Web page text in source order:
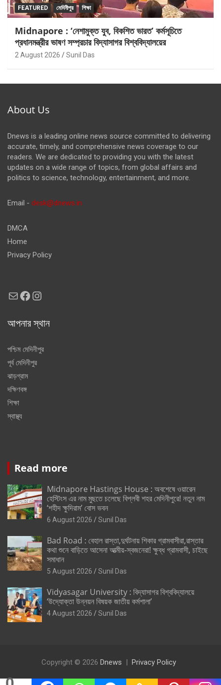
FEATURED মেদিনীপুর শিক্ষা
Midnapore : ‘নেশামুক্ত যুব, বিকশিত ভারত’ কর্মসূচিতে
প্রধানমন্ত্রীর ভাষণ সম্প্রচার বিদ্যাসাগর বিশ্ববিদ্যালয়ের
2 August 2026 Sunil Das
About Us
Dnews is a leading online news source committed to delivering
accurate, timely, and comprehensive news coverage to our
readers. We are dedicated to providing you with the latest
updates on a wide range of topics, from global affairs and
politics to science, technology, entertainment, and more.
Email - desk@dnews.in
DMCA
Home
Privacy Policy
MailFacebook
Instagram
আপনার স্থান
পশ্চিম মেদিনীপুর
পূর্ব মেদিনীপুর
ঝাড়গ্রাম
দক্ষিণবঙ্গ
শিক্ষা
স্বাস্থ্য
Read more
Midnapore Hastings House : অবশেষে ওয়ারেন
হেস্টিংস এর নাম মুছতে চলেছে বিপ্লবী শহর মেদিনীপুরে! নতুন নাম
‘শহীদ ক্ষুদিরাম’ বোস ভবন
6 August 2026 Sunil Das
Bad Road : বেহাল রাস্তা,দুর্ঘটনায় শিকার গ্রামবাসীরা,রাস্তার
কথা শুনে বাড়িতে আসেনা আত্মীয়-স্বজনেরা! ক্ষুব্ধ গ্রামবাসী, চাইছে
সমাধান
5 August 2026 Sunil Das
Vidyasagar University : বিদ্যাসাগর বিশ্ববিদ্যালয়ে
‘উদ্যোক্তা উন্নয়ন বিষয়ক জাতীয় কর্মশালা’
4 August 2026 Sunil Das
Copyright © 2026 Dnews Privacy Policy